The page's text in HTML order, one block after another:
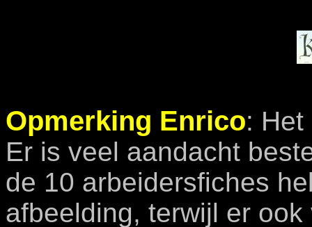
Opmerking Enrico:
Er is veel aandacht
de 10 arbeidersfiches
afbeelding, terwijl er